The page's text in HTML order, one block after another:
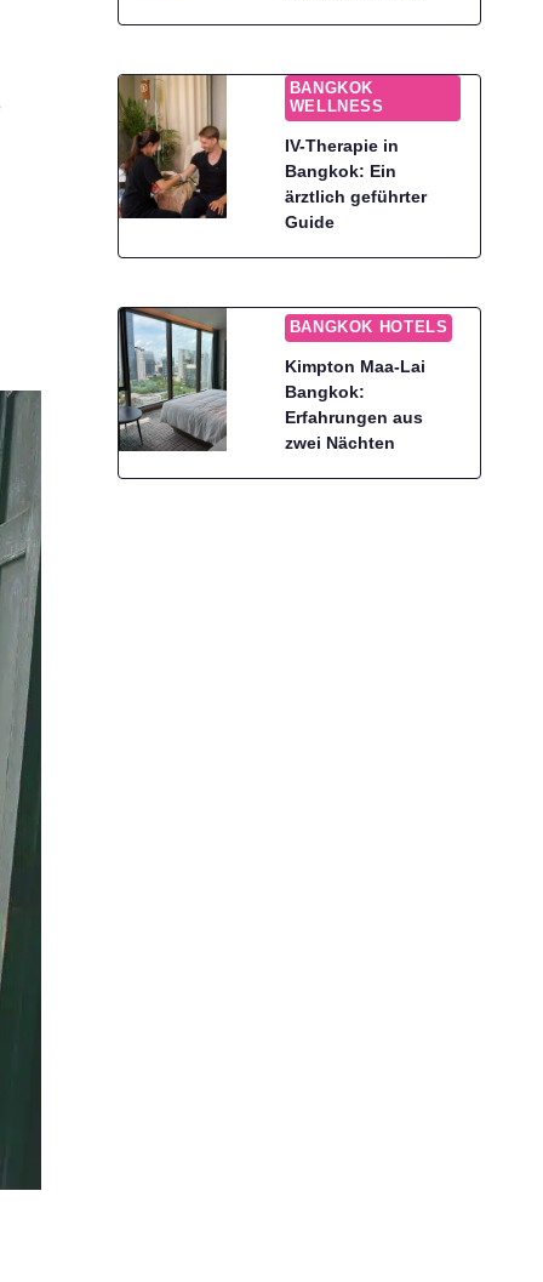
BANGKOK
WELLNESS
IV-Therapie in
Bangkok: Ein
ärztlich geführter
Guide
BANGKOK HOTELS
Kimpton Maa-Lai
Bangkok:
Erfahrungen aus
zwei Nächten